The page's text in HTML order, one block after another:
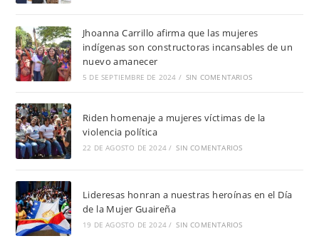
Jhoanna Carrillo afirma que las mujeres
indígenas son constructoras incansables de un
nuevo amanecer
5 DE SEPTIEMBRE DE 2024 / SIN COMENTARIOS
Riden homenaje a mujeres víctimas de la
violencia política
22 DE AGOSTO DE 2024 / SIN COMENTARIOS
Lideresas honran a nuestras heroínas en el Día
de la Mujer Guaireña
19 DE AGOSTO DE 2024 / SIN COMENTARIOS